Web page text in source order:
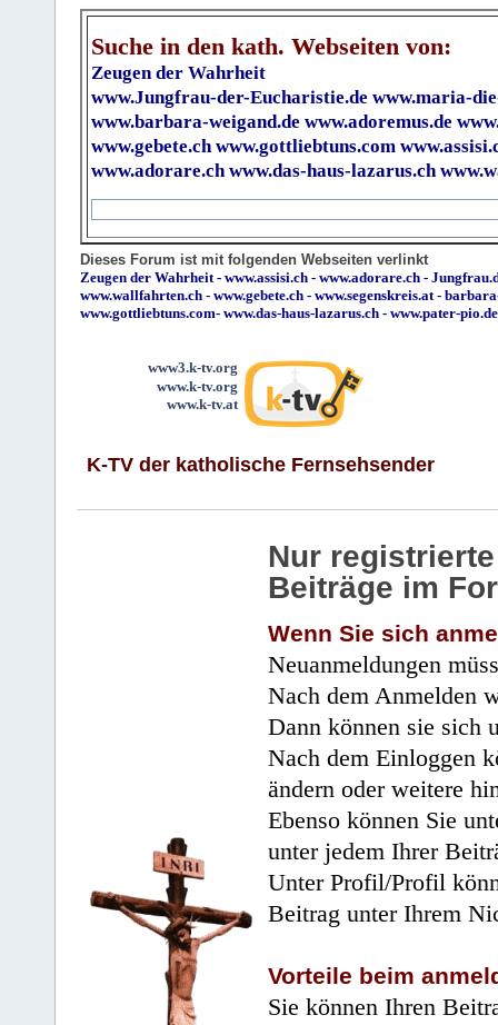
Suche in den kath. Webseiten von:
Zeugen der Wahrheit
www.Jungfrau-der-Eucharistie.de www.maria-
www.barbara-weigand.de www.adoremus.de
www.gebete.ch www.gottliebtuns.com
www.adorare.ch www.das-haus-lazarus.ch
Dieses Forum ist mit folgenden Webseiten verlinkt
Zeugen der Wahrheit- www.assisi.ch - www.adorare.ch -
www.wallfahrten.ch - www.gebete.ch - www.segenskreis.at-
www.gottliebtuns.com- www.das-haus-lazarus.ch - www.pater-pio.de
www3.k-tv.org
www.k-tv.org
www.k-tv.at
K-TV der katholische Fernsehsender
Nur
Beiträge im
Wenn Sie sich
Neuanmeldungen
Nach dem Anmelden
Dann können sie sich
Nach dem Einloggen
ändern oder weitere
Ebenso können Sie
unter jedem Ihrer
Unter Profil/Profil
Beitrag unter Ihrem
Vorteile beim
Sie können Ihren